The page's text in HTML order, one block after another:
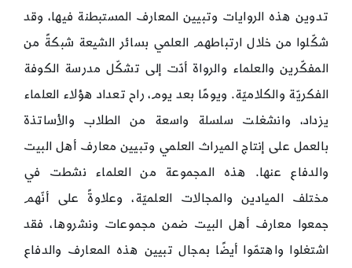
تدوين هذه الروايات وتبيين المعارف المستبطنة فيها، وقد
شكّلوا من خلال ارتباطهم العلمي بسائر الشيعة شبكةً من
المفكّرين والعلماء والرواة أدّت إلى تشكّل مدرسة الكوفة
الفكريّة والكلاميّة. ويومًا بعد يوم، راح تعداد هؤلاء العلماء
يزداد، وانشغلت سلسلة واسعة من الطلاب والأساتذة
بالعمل على إنتاج الميراث العلمي وتبيين معارف أهل البيت
والدفاع عنها. هذه المجموعة من العلماء نشطت في
مختلف الميادين والمجالات العلميّة، وعلاوةً على أنّهم
جمعوا معارف أهل البيت ضمن مجموعات ونشروها، فقد
اشتغلوا واهتمّوا أيضًا بمجال تبيين هذه المعارف والدفاع